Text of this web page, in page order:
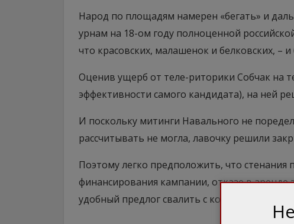
Народ по площадям намерен «бегать» и
урнам на 18-ом году полноценной
что красовских, малашенок и белковских, –
Оценив ущерб от теле-риторики Собчак на
эффективности самого кандидата), на ней
И поскольку митинги Навального не
рассчитывать не могла, лавочку решили
Поэтому легко предположить, что стенания
финансирования кампании, отказе в аренде
удобный предлог свалить с корабля